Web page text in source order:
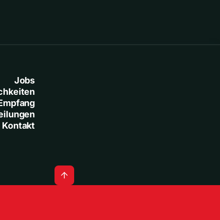
Jobs
Kontakt